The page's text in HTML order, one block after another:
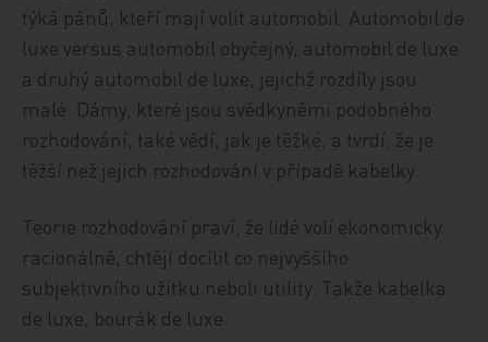
týká pánů, kteří mají volit automobil. Automobil de
luxe versus automobil obyčejný, automobil de luxe
a druhý automobil de luxe, jejichž rozdíly jsou
malé. Dámy, které jsou svědkyněmi podobného
rozhodování, také vědí, jak je těžké, a tvrdí, že je
těžší než jejich rozhodování v případě kabelky.
Teorie rozhodování praví, že lidé volí ekonomicky
racionálně, chtějí docílit co nejvyššího
subjektivního užitku neboli utility. Takže kabelka
de luxe, bourák de luxe.